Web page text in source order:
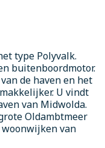
type Polyvalk.
buitenboordmotor.
de haven en het
U vindt
van Midwolda.
Oldambtmeer
van